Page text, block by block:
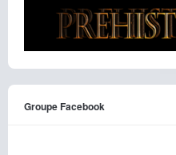
Groupe Facebook